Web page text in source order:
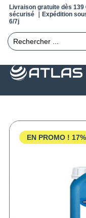
Livraison gratuite dès 139
sécurisé ｜Expédition
6/7j
EN PROMO ! 17%